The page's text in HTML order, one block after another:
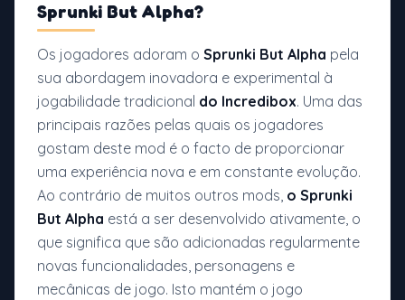
Sprunki But Alpha?
Os jogadores adoram o Sprunki But Alpha pela
sua abordagem inovadora e experimental à
jogabilidade tradicional do Incredibox. Uma das
principais razões pelas quais os jogadores
gostam deste mod é o facto de proporcionar
uma experiência nova e em constante evolução.
Ao contrário de muitos outros mods, o Sprunki
But Alpha está a ser desenvolvido ativamente, o
que significa que são adicionadas regularmente
novas funcionalidades, personagens e
mecânicas de jogo. Isto mantém o jogo